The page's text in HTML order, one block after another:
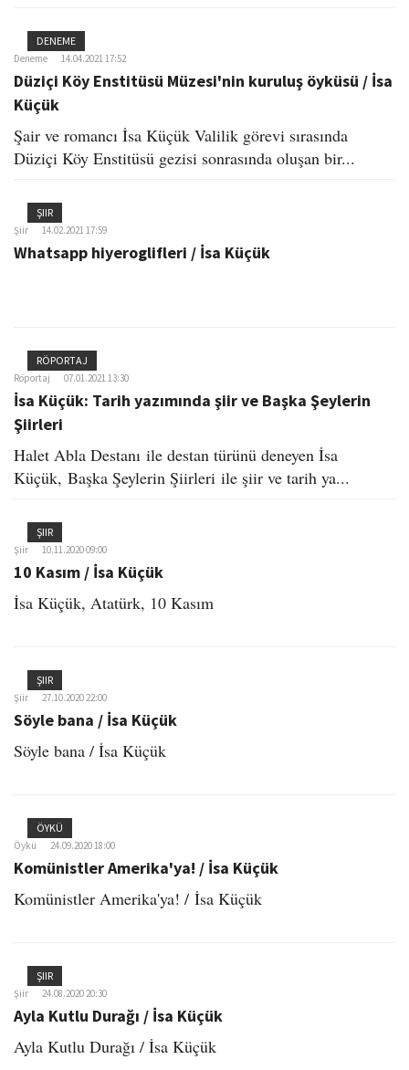
DENEME
Deneme 14.04.2021 17:52
Düziçi Köy Enstitüsü Müzesi'nin kuruluş öyküsü / İsa
Küçük
Şair ve romancı İsa Küçük Valilik görevi sırasında
Düziçi Köy Enstitüsü gezisi sonrasında oluşan bir...
ŞIIR
Şiir 14.02.2021 17:59
Whatsapp hiyeroglifleri / İsa Küçük
RÖPORTAJ
Röportaj 07.01.2021 13:30
İsa Küçük: Tarih yazımında şiir ve Başka Şeylerin
Şiirleri
Halet Abla Destanı ile destan türünü deneyen İsa
Küçük, Başka Şeylerin Şiirleri ile şiir ve tarih ya...
ŞIIR
Şiir 10.11.2020 09:00
10 Kasım / İsa Küçük
İsa Küçük, Atatürk, 10 Kasım
ŞIIR
Şiir 27.10.2020 22:00
Söyle bana / İsa Küçük
Söyle bana / İsa Küçük
ÖYKÜ
Öykü 24.09.2020 18:00
Komünistler Amerika'ya! / İsa Küçük
Komünistler Amerika'ya! / İsa Küçük
ŞIIR
Şiir 24.08.2020 20:30
Ayla Kutlu Durağı / İsa Küçük
Ayla Kutlu Durağı / İsa Küçük